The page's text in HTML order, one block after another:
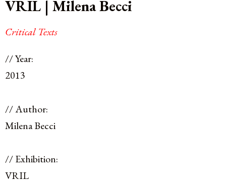
VRIL | Milena Becci
Critical Texts
// Year:
2013
// Author:
Milena Becci
// Exhibition:
VRIL